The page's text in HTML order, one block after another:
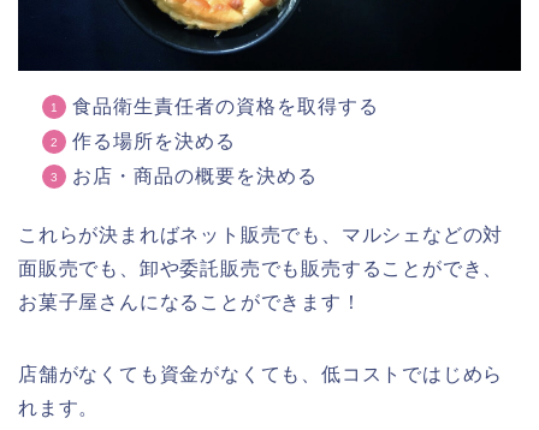
食品衛生責任者の資格を取得する
作る場所を決める
お店・商品の概要を決める
これらが決まればネット販売でも、マルシェなどの対
面販売でも、卸や委託販売でも販売することができ、
お菓子屋さんになることができます！
店舗がなくても資金がなくても、低コストではじめら
れます。